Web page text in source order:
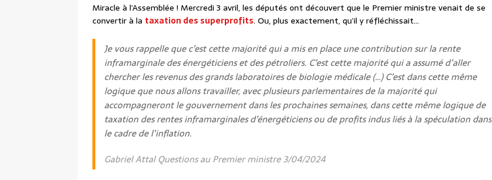
Miracle à l’Assemblée ! Mercredi 3 avril, les députés ont découvert que le Premier ministre venait de se
convertir à la taxation des superprofits. Ou, plus exactement, qu’il y réfléchissait…
Je vous rappelle que c’est cette majorité qui a mis en place une contribution sur la rente
inframarginale des énergéticiens et des pétroliers. C’est cette majorité qui a assumé d’aller
chercher les revenus des grands laboratoires de biologie médicale (…) C’est dans cette même
logique que nous allons travailler, avec plusieurs parlementaires de la majorité qui
accompagneront le gouvernement dans les prochaines semaines, dans cette même logique de
taxation des rentes inframarginales d’énergéticiens ou de profits indus liés à la spéculation dans
le cadre de l’inflation.
Gabriel Attal Questions au Premier ministre 3/04/2024